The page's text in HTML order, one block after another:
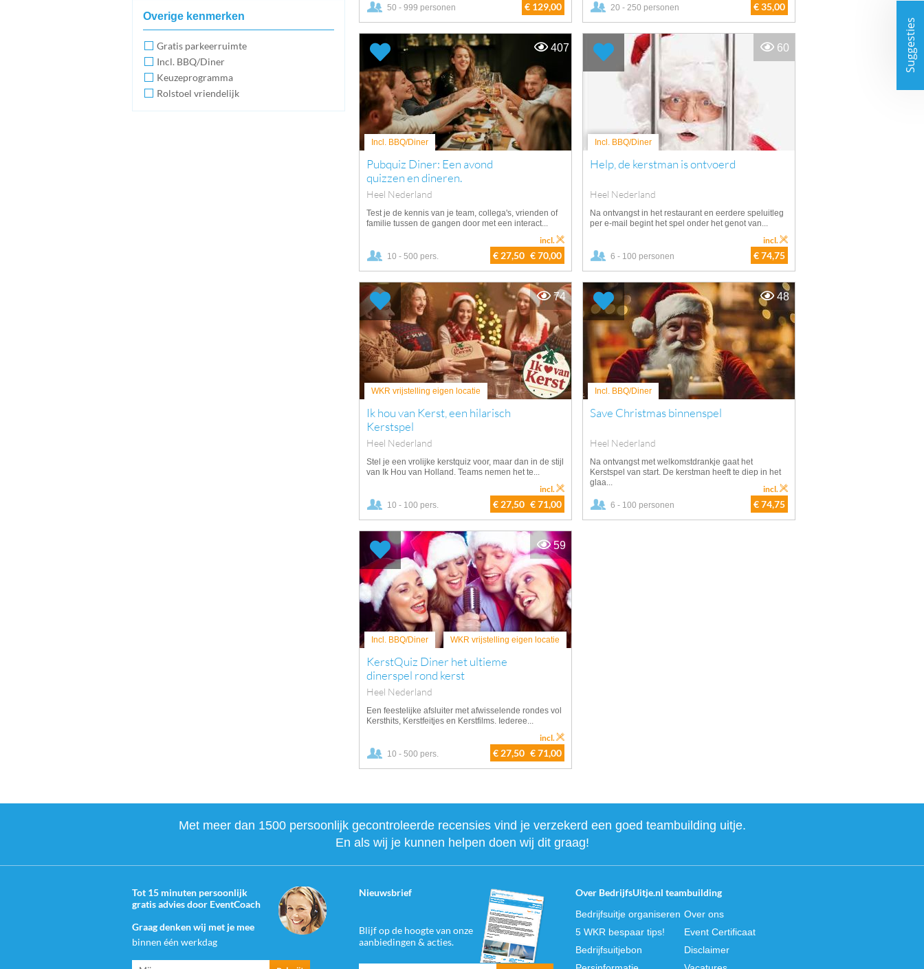
Overige kenmerken
Gratis parkeerruimte
Incl. BBQ/Diner
Keuzeprogramma
Rolstoel vriendelijk
50 - 999 personen € 129,00 20 - 250 personen € 35,00
Incl. BBQ/Diner
Pubquiz Diner: Een avond
quizzen en dineren.
Heel Nederland
Test je de kennis van je team, collega's, vrienden of
familie tussen de gangen door met een interact...
10 - 500 pers. € 27,50 € 70,00
incl.
407
Incl. BBQ/Diner
Help, de kerstman is ontvoerd
Heel Nederland
Na ontvangst in het restaurant en eerdere speluitleg
per e-mail begint het spel onder het genot van...
6 - 100 personen € 74,75
incl.
60
WKR vrijstelling eigen locatie
Ik hou van Kerst, een hilarisch
Kerstspel
Heel Nederland
Stel je een vrolijke kerstquiz voor, maar dan in de stijl
van Ik Hou van Holland. Teams nemen het te...
10 - 100 pers. € 27,50 € 71,00
incl.
74
Incl. BBQ/Diner
Save Christmas binnenspel
Heel Nederland
Na ontvangst met welkomstdrankje gaat het
Kerstspel van start. De kerstman heeft te diep in het
glaa...
6 - 100 personen € 74,75
incl.
48
Incl. BBQ/Diner WKR vrijstelling eigen locatie
KerstQuiz Diner het ultieme
dinerspel rond kerst
Heel Nederland
Een feestelijke afsluiter met afwisselende rondes vol
Kersthits, Kerstfeitjes en Kerstfilms. Iederee...
10 - 500 pers. € 27,50 € 71,00
incl.
59
Met meer dan 1500 persoonlijk gecontroleerde recensies vind je verzekerd een goed teambuilding uitje.
En als wij je kunnen helpen doen wij dit graag!
Tot 15 minuten persoonlijk
gratis advies door EventCoach
Graag denken wij met je mee
binnen één werkdag
Nieuwsbrief
Blijf op de hoogte van onze
aanbiedingen & acties.
Over BedrijfsUitje.nl teambuilding
Bedrijfsuitje organiseren
5 WKR bespaar tips!
Bedrijfsuitjebon
Over ons
Event Certificaat
Disclaimer
Suggesties